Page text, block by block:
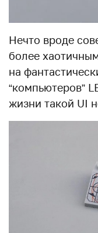
Нечто вроде
более
на
“компьютеров”
жизни такой UI